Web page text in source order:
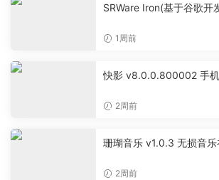
SRWare Iron(基于谷歌开
1周前
快影 v8.0.0.800002 手
2周前
珊瑚音乐 v1.0.3 无损音乐
2周前